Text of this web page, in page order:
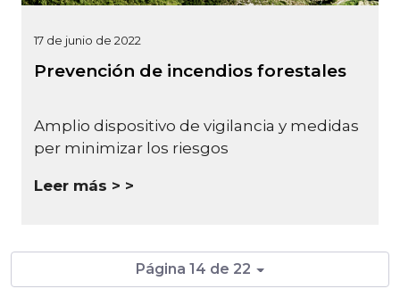
17 de junio de 2022
Prevención de incendios forestales
Amplio dispositivo de vigilancia y medidas
per minimizar los riesgos
Leer más >
Página 14 de 22